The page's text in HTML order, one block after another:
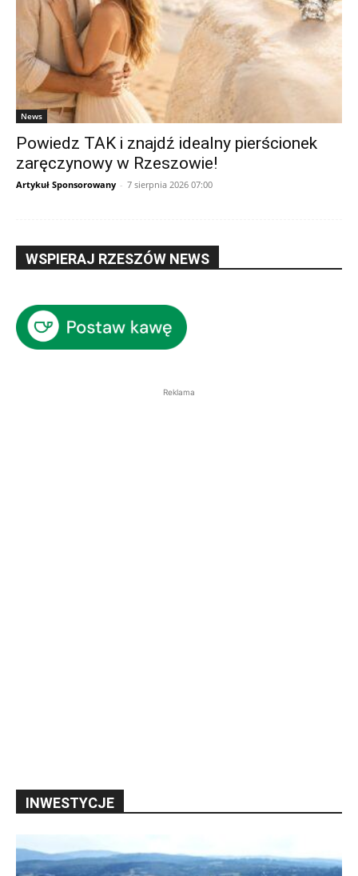
News
Powiedz TAK i znajdź idealny pierścionek
zaręczynowy w Rzeszowie!
Artykuł Sponsorowany - 7 sierpnia 2026 07:00
WSPIERAJ RZESZÓW NEWS
Reklama
INWESTYCJE